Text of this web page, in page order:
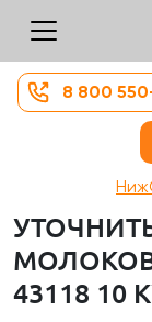
8 800
43118 10